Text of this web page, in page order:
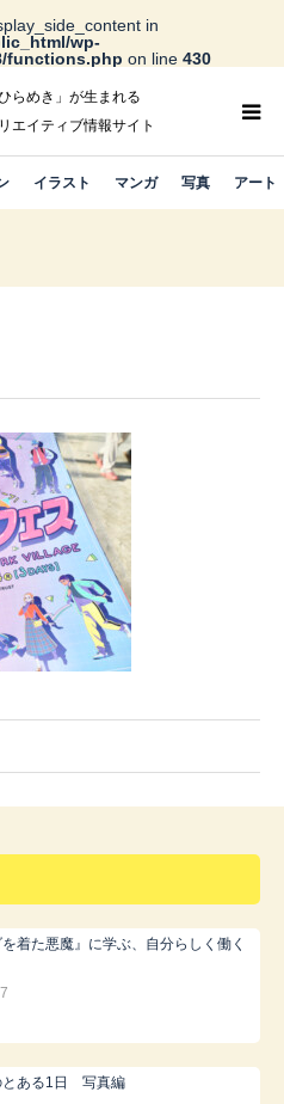
in
wp-
functions.php on line 430
ひらめき」が生まれる
エイティブ情報サイト
イラスト マンガ 写真 アート
着た悪魔』に学ぶ、自分らしく働く
とある1日 写真編